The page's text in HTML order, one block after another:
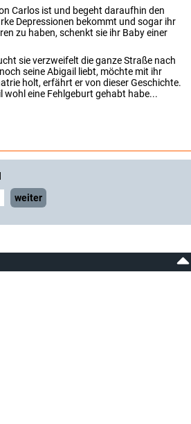
Carlos ist und begeht daraufhin den
Depressionen bekommt und sogar ihr
zu haben, schenkt sie ihr Baby einer
sie verzweifelt die ganze Straße nach
seine Abigail liebt, möchte mit ihr
holt, erfährt er von dieser Geschichte.
wohl eine Fehlgeburt gehabt habe...
weiter